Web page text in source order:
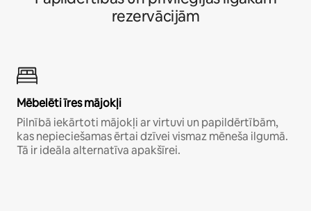
rezervācijām
Mēbelēti īres mājokļi
Pilnībā iekārtoti mājokļi ar virtuvi un papildērtībām,
kas nepieciešamas ērtai dzīvei vismaz mēneša ilgumā.
Tā ir ideāla alternatīva apakšīrei.